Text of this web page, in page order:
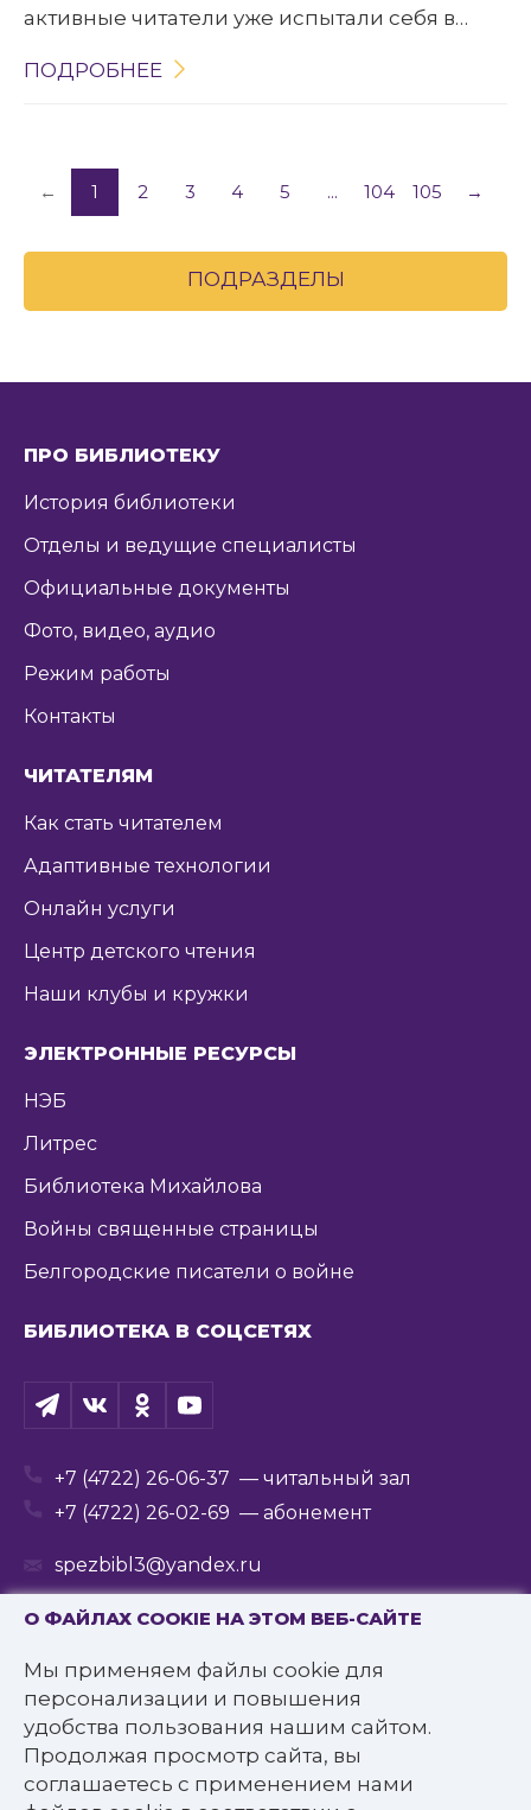
О ФАЙЛАХ COOKIE НА ЭТОМ ВЕБ-САЙТЕ
Мы применяем файлы cookie для
персонализации и повышения
удобства пользования нашим сайтом.
Продолжая просмотр сайта, вы
соглашаетесь с применением нами
активные читатели уже испытали себя в
библиотеку?».
ПОДРОБНЕЕ
← 1 2 3 4 5 ... 104 105 →
ПОДРАЗДЕЛЫ
ПРО БИБЛИОТЕКУ
История библиотеки
Отделы и ведущие специалисты
Официальные документы
Фото, видео, аудио
Режим работы
Контакты
ЧИТАТЕЛЯМ
Как стать читателем
Адаптивные технологии
Онлайн услуги
Центр детского чтения
Наши клубы и кружки
ЭЛЕКТРОННЫЕ РЕСУРСЫ
НЭБ
Литрес
Библиотека Михайлова
Войны священные страницы
Белгородские писатели о войне
БИБЛИОТЕКА В СОЦСЕТЯХ
+7 (4722) 26-06-37 — читальный зал
+7 (4722) 26-02-69 — абонемент
spezbibl3@yandex.ru
© 2016—2022 Государственное бюджетное
учреждение культуры
«Белгородская государственная специальная
библиотека для слепых им. В.Я. Ерошенко».
Все права защищены.